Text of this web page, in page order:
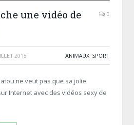
une vidéo de
0
2015 ANIMAUX, SPORT
ne veut pas que sa jolie
Internet avec des vidéos sexy de